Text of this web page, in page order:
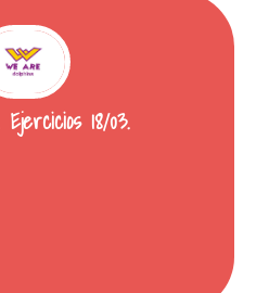
Ejercicios 18/03.